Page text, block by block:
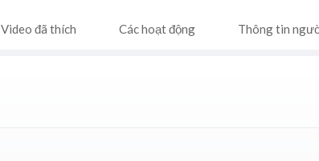
Video đã thích Các hoạt động Thông tin